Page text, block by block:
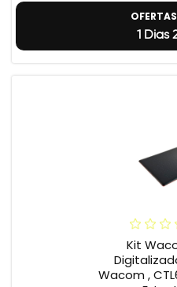
1 Dias
Kit
Wacom ,